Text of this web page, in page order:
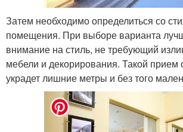
Затем необходимо определиться со
помещения. При выборе варианта
внимание на стиль, не требующий
мебели и декорирования. Такой
украдет лишние метры и без того